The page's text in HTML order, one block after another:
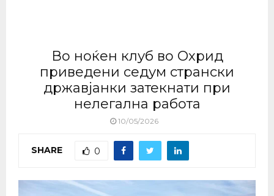
Во ноќен клуб во Охрид
приведени седум странски
државјанки затекнати при
нелегална работа
10/05/2026
SHARE 0